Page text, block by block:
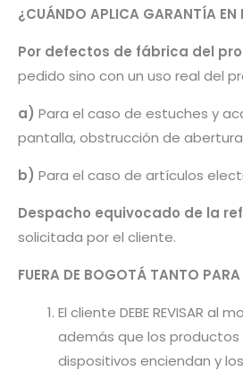
¿CUÁNDO APLICA GARANTÍA
Por defectos de fábrica del
pedido sino con un uso real del
a) Para el caso de estuches y
pantalla, obstrucción de
b) Para el caso de artículos
Despacho equivocado de la
solicitada por el cliente.
FUERA DE BOGOTÁ TANTO
El cliente DEBE REVISAR
además que los
dispositivos enciendan y los